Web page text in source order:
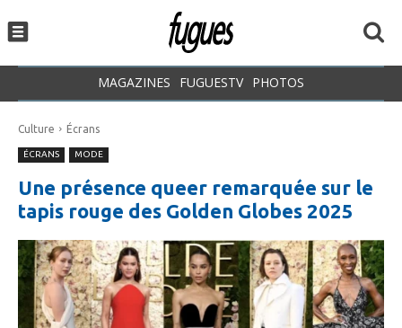
MAGAZINES FUGUESTV PHOTOS
Culture Écrans
ÉCRANS MODE
Une présence queer remarquée sur le
tapis rouge des Golden Globes 2025